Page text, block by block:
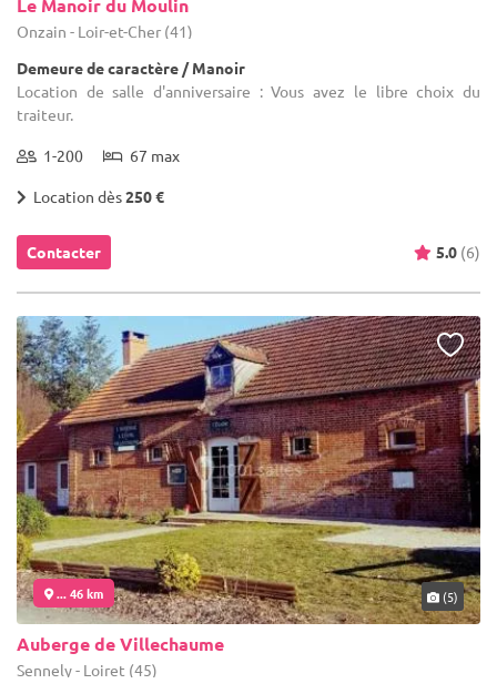
Onzain - Loir-et-Cher (41)
Demeure de caractère / Manoir
Location de salle d'anniversaire : Vous avez le libre choix du
traiteur.
1-200 67 max
Location dès250 €
Contacter 5.0 (6)
... 46 km (5)
Auberge de Villechaume
Sennely - Loiret (45)